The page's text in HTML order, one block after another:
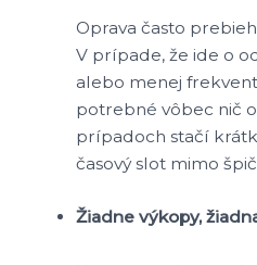
Oprava často
V prípade, že ide o
alebo menej
potrebné vôbec nič
prípadoch stačí
časový slot mimo
Žiadne výkopy,